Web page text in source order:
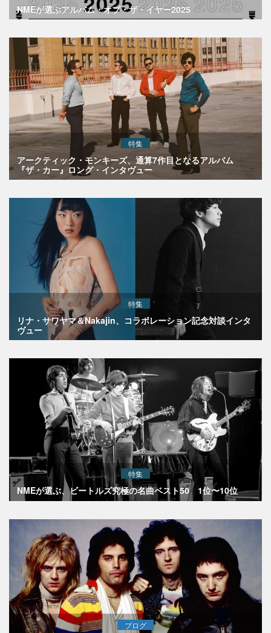
NMEが選ぶアルバム・オブ・ザ・イヤー2025
特集
アークティック・モンキーズ、通算7作目となるアルバム
『ザ・カー』ロング・インタヴュー
特集
リナ・サワヤマ＆Nakajin、コラボレーション記念対談インタ
ヴュー
特集
NMEが選ぶ、ビートルズ究極の名曲ベスト50 1位〜10位
ブログ